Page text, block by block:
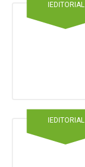
IEDITORIAL
IEDITORIAL